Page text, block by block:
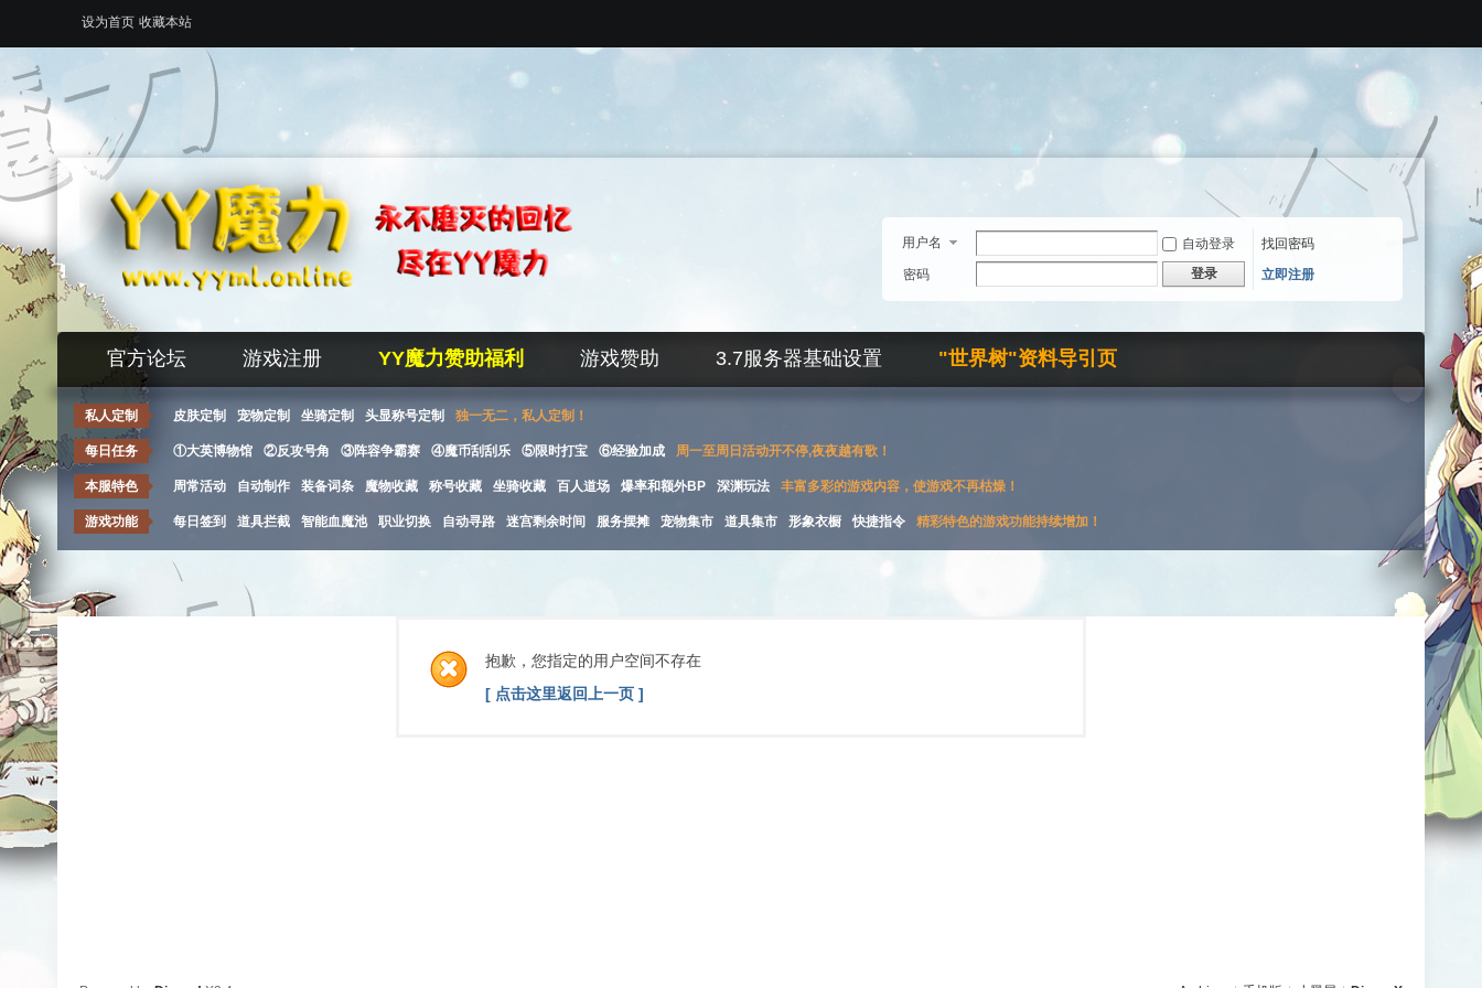
设为首页 收藏本站
用户名 自动登录
找回密码
密码
登录 立即注册
官方论坛 游戏注册 YY魔力赞助福利 游戏赞助 3.7服务器基础设置 "世界树"资料导引页
私人定制 皮肤定制 宠物定制 坐骑定制 头显称号定制 独一无二，私人定制！
每日任务 ①大英博物馆 ②反攻号角 ③阵容争霸赛 ④魔币刮刮乐 ⑤限时打宝 ⑥经验加成 周一至周日活动开不停,夜夜越有歌！
本服特色 周常活动 自动制作 装备词条 魔物收藏 称号收藏 坐骑收藏 百人道场 爆率和额外BP 深渊玩法 丰富多彩的游戏内容，使游戏不再枯燥！
游戏功能 每日签到 道具拦截 智能血魔池 职业切换 自动寻路 迷宫剩余时间 服务摆摊 宠物集市 道具集市 形象衣橱 快捷指令 精彩特色的游戏功能持续增加！
抱歉，您指定的用户空间不存在
[ 点击这里返回上一页 ]